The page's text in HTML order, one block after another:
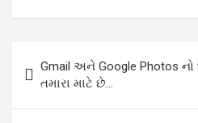
navigation
Gmail અને Google Photos
તમારા માટે છે…